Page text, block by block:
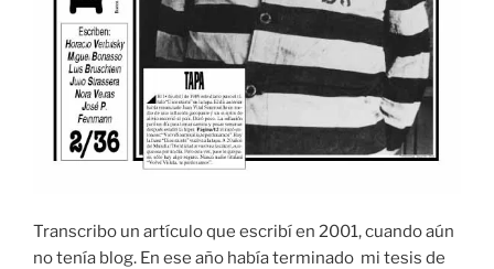
Transcribo un artículo que escribí en 2001, cuando aún
no tenía blog. En ese año había terminado mi tesis de